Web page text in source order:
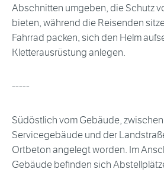
Abschnitten umgeben, die Schutz
bieten, während die Reisenden
Fahrrad packen, sich den Helm
Kletterausrüstung anlegen.
-----
Südöstlich vom Gebäude,
Servicegebäude und der
Ortbeton angelegt worden. Im
Gebäude befinden sich